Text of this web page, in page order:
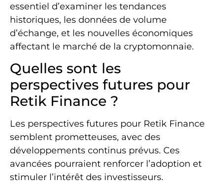
essentiel d’examiner les tendances
historiques, les données de volume
d’échange, et les nouvelles économiques
affectant le marché de la cryptomonnaie.
Quelles sont les
perspectives futures pour
Retik Finance ?
Les perspectives futures pour Retik Finance
semblent prometteuses, avec des
développements continus prévus. Ces
avancées pourraient renforcer l’adoption et
stimuler l’intérêt des investisseurs.